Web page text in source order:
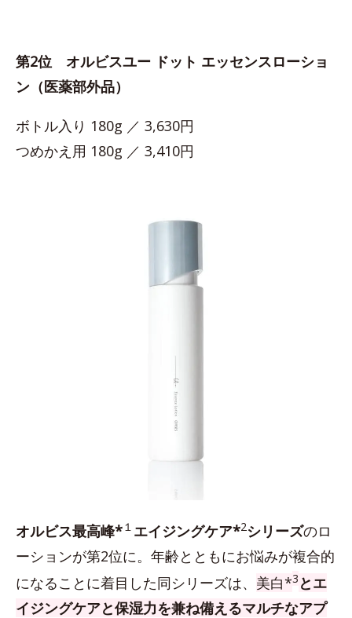
第2位 オルビスユー ドット エッセンスローショ
ン（医薬部外品）
ボトル入り 180g ／ 3,630円
つめかえ用 180g ／ 3,410円
オルビス最高峰*１ エイジングケア*2シリーズのロ
ーションが第2位に。年齢とともにお悩みが複合的
になることに着目した同シリーズは、 美白*3 とエ
イジングケアと保湿力を兼ね備えるマルチなアプ